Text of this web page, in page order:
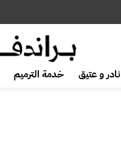
نادر و عتيق خدمة الترميم